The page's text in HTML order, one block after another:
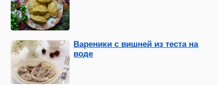
Вареники с вишней из теста на
воде